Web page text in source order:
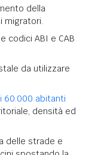
della
migratori.
codici ABI e CAB
da utilizzare
60.000 abitanti
densità ed
delle strade e